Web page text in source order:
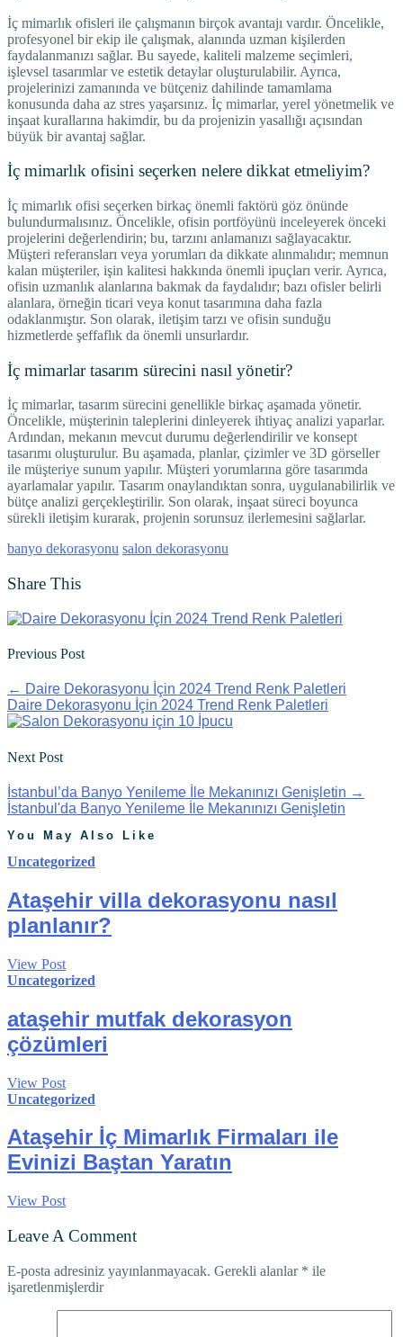
İç mimarlık ofisleri ile çalışmanın birçok avantajı vardır. Öncelikle,
profesyonel bir ekip ile çalışmak, alanında uzman kişilerden
faydalanmanızı sağlar. Bu sayede, kaliteli malzeme seçimleri,
işlevsel tasarımlar ve estetik detaylar oluşturulabilir. Ayrıca,
projelerinizi zamanında ve bütçeniz dahilinde tamamlama
konusunda daha az stres yaşarsınız. İç mimarlar, yerel yönetmelik ve
inşaat kurallarına hakimdir, bu da projenizin yasallığı açısından
büyük bir avantaj sağlar.
İç mimarlık ofisini seçerken nelere dikkat etmeliyim?
İç mimarlık ofisi seçerken birkaç önemli faktörü göz önünde
bulundurmalısınız. Öncelikle, ofisin portföyünü inceleyerek önceki
projelerini değerlendirin; bu, tarzını anlamanızı sağlayacaktır.
Müşteri referansları veya yorumları da dikkate alınmalıdır; memnun
kalan müşteriler, işin kalitesi hakkında önemli ipuçları verir. Ayrıca,
ofisin uzmanlık alanlarına bakmak da faydalıdır; bazı ofisler belirli
alanlara, örneğin ticari veya konut tasarımına daha fazla
odaklanmıştır. Son olarak, iletişim tarzı ve ofisin sunduğu
hizmetlerde şeffaflık da önemli unsurlardır.
İç mimarlar tasarım sürecini nasıl yönetir?
İç mimarlar, tasarım sürecini genellikle birkaç aşamada yönetir.
Öncelikle, müşterinin taleplerini dinleyerek ihtiyaç analizi yaparlar.
Ardından, mekanın mevcut durumu değerlendirilir ve konsept
tasarımı oluşturulur. Bu aşamada, planlar, çizimler ve 3D görseller
ile müşteriye sunum yapılır. Müşteri yorumlarına göre tasarımda
ayarlamalar yapılır. Tasarım onaylandıktan sonra, uygulanabilirlik ve
bütçe analizi gerçekleştirilir. Son olarak, inşaat süreci boyunca
sürekli iletişim kurarak, projenin sorunsuz ilerlemesini sağlarlar.
banyo dekorasyonu salon dekorasyonu
Share This
Previous Post
← Daire Dekorasyonu İçin 2024 Trend Renk Paletleri
Daire Dekorasyonu İçin 2024 Trend Renk Paletleri
Next Post
İstanbul’da Banyo Yenileme İle Mekanınızı Genişletin →
İstanbul'da Banyo Yenileme İle Mekanınızı Genişletin
You May Also Like
Uncategorized
Ataşehir villa dekorasyonu nasıl
planlanır?
View Post
Uncategorized
ataşehir mutfak dekorasyon
çözümleri
View Post
Uncategorized
Ataşehir İç Mimarlık Firmaları ile
Evinizi Baştan Yaratın
View Post
Leave A Comment
E-posta adresiniz yayınlanmayacak. Gerekli alanlar * ile
işaretlenmişlerdir